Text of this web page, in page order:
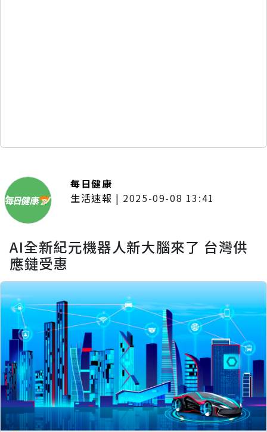
每日健康
生活速報 | 2025-09-08 13:41
AI全新紀元機器人新大腦來了 台灣供
應鏈受惠